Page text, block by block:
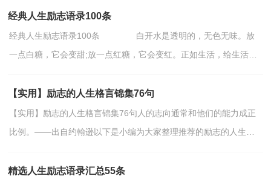
经典人生励志语录100条
经典人生励志语录100条 白开水是透明的，无色无味。放
一点白糖，它会变甜;放一点红糖，它会变红。正如生活，给生活加
【实用】励志的人生格言锦集76句
【实用】励志的人生格言锦集76句人的志向通常和他们的能力成正
比例。——出自约翰逊以下是小编为大家整理推荐的励志的人生格
精选人生励志语录汇总55条